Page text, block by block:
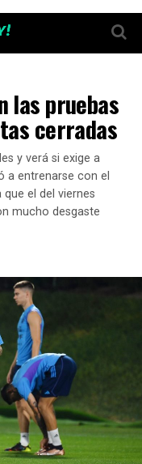
las pruebas
cerradas
y verá si exige a
a entrenarse con el
el del viernes
mucho desgaste